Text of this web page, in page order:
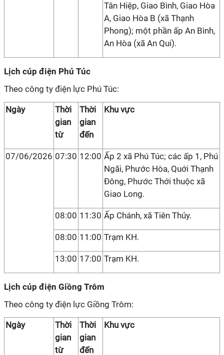
Tân Hiệp, Giao Bình, Giao Hòa
A, Giao Hòa B (xã Thạnh
Phong); một phần ấp An Bình,
An Hòa (xã An Qui).
Lịch cúp điện Phú Túc
Theo công ty điện lực Phú Túc:
Ngày
Thời
gian
từ
Thời
gian
đến
Khu vực
07/06/2026 07:30 12:00 Ấp 2 xã Phú Túc; các ấp 1, Phú
Ngãi, Phước Hòa, Quới Thạnh
Đông, Phước Thới thuộc xã
Giao Long.
08:00 11:30 Ấp Chánh, xã Tiên Thủy.
08:00 11:00 Trạm KH.
13:00 17:00 Trạm KH.
Lịch cúp điện Giồng Trôm
Theo công ty điện lực Giồng Trôm:
Ngày
Thời
gian
từ
Thời
gian
đến
Khu vực